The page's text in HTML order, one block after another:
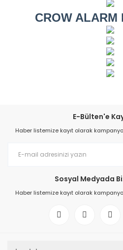
CROW ALARM
E-Bülten'e
Haber listemize kayıt olarak
Sosyal Medyada
Haber listemize kayıt olarak